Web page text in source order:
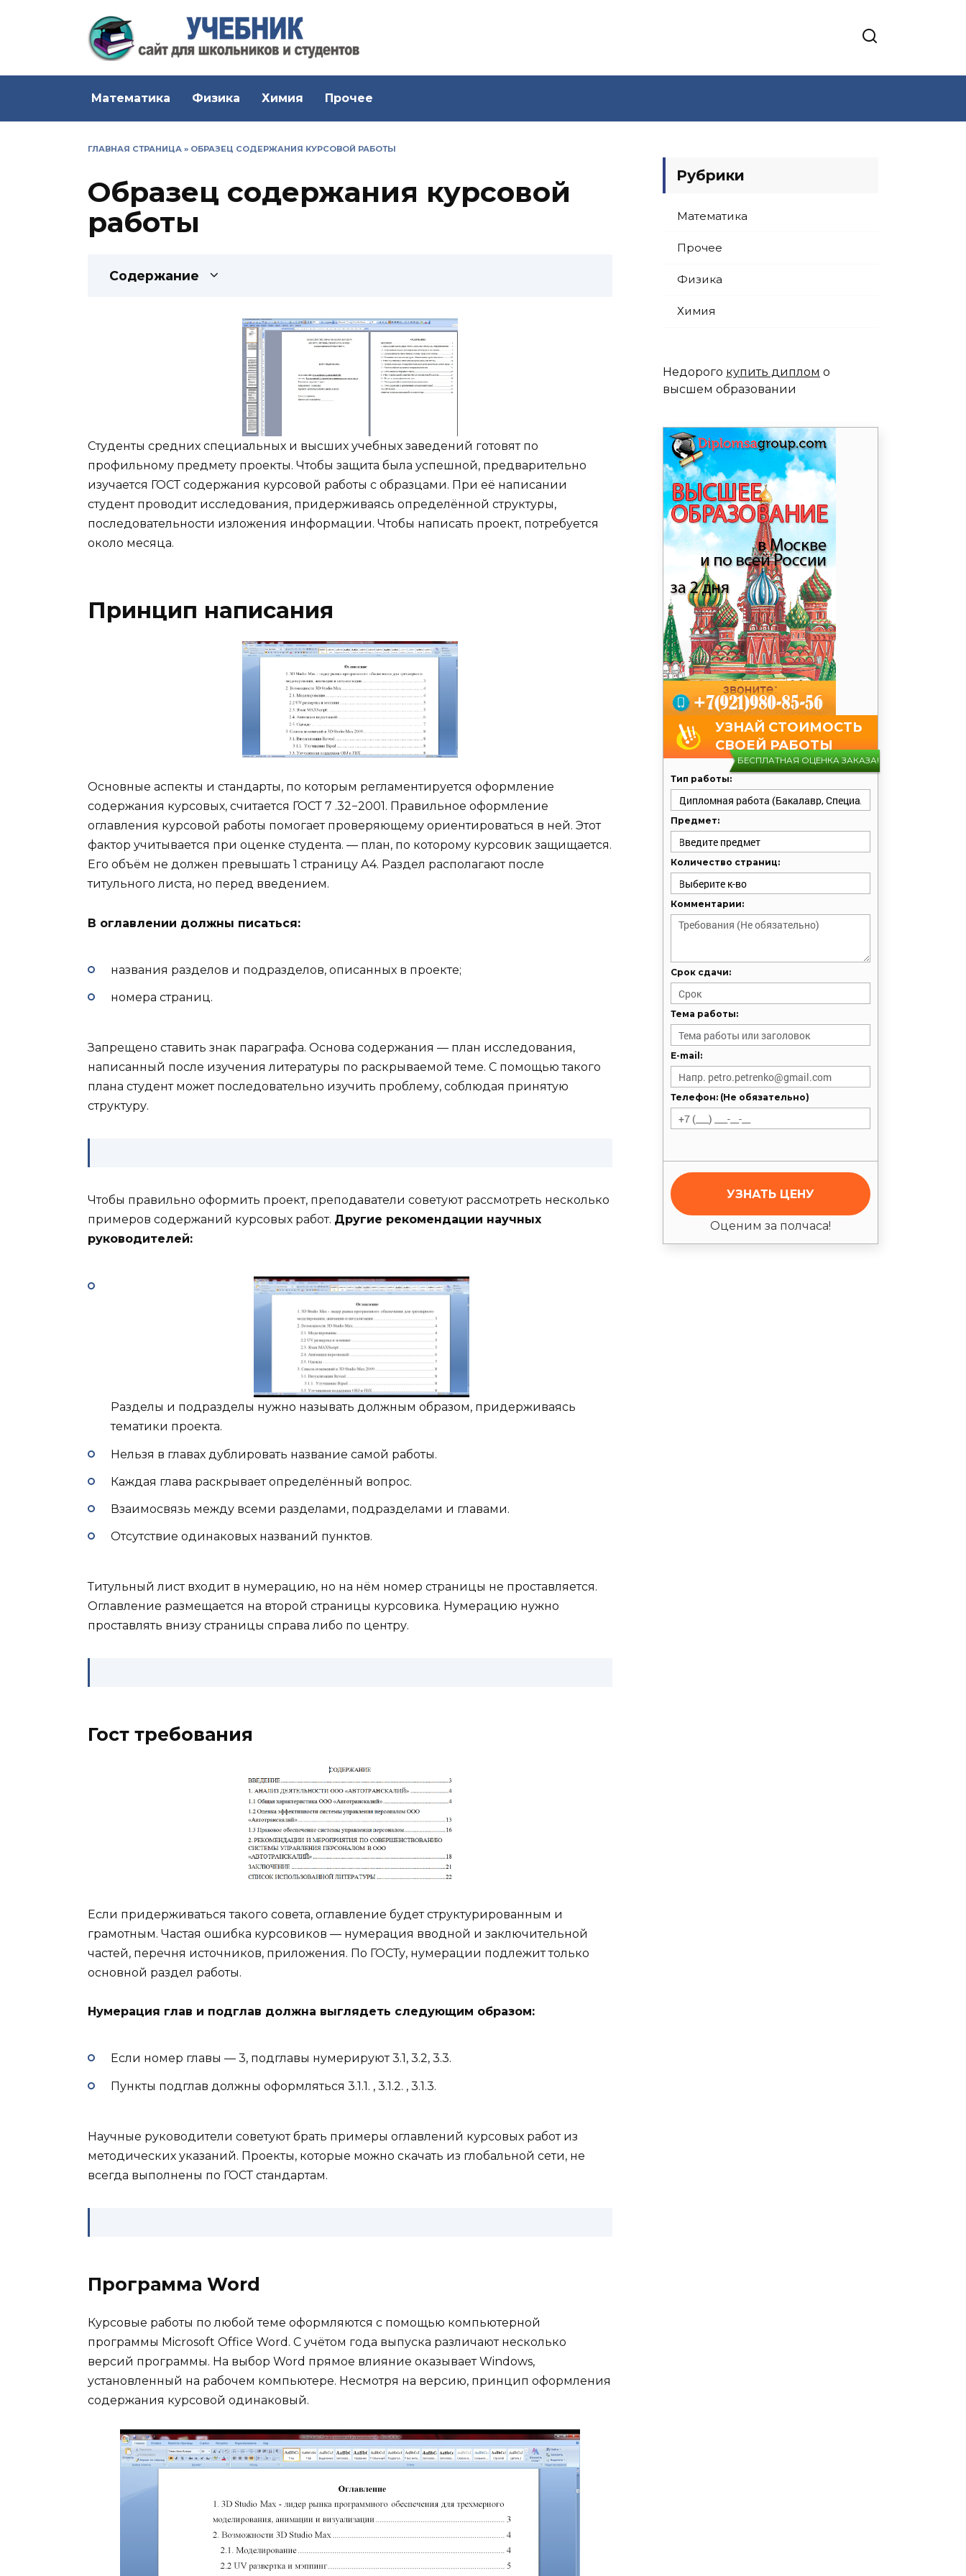
Математика Физика Химия Прочее
ГЛАВНАЯ СТРАНИЦА » ОБРАЗЕЦ СОДЕРЖАНИЯ КУРСОВОЙ РАБОТЫ
Образец содержания курсовой
работы
Содержание
Студенты средних специальных и высших учебных заведений готовят по
профильному предмету проекты. Чтобы защита была успешной, предварительно
изучается ГОСТ содержания курсовой работы с образцами. При её написании
студент проводит исследования, придерживаясь определённой структуры,
последовательности изложения информации. Чтобы написать проект, потребуется
около месяца.
Принцип написания
Основные аспекты и стандарты, по которым регламентируется оформление
содержания курсовых, считается ГОСТ 7 .32−2001. Правильное оформление
оглавления курсовой работы помогает проверяющему ориентироваться в ней. Этот
фактор учитывается при оценке студента. — план, по которому курсовик защищается.
Его объём не должен превышать 1 страницу А4. Раздел располагают после
титульного листа, но перед введением.
В оглавлении должны писаться:
названия разделов и подразделов, описанных в проекте;
номера страниц.
Запрещено ставить знак параграфа. Основа содержания — план исследования,
написанный после изучения литературы по раскрываемой теме. С помощью такого
плана студент может последовательно изучить проблему, соблюдая принятую
структуру.
Чтобы правильно оформить проект, преподаватели советуют рассмотреть несколько
примеров содержаний курсовых работ. Другие рекомендации научных
руководителей:
Разделы и подразделы нужно называть должным образом, придерживаясь
тематики проекта.
Нельзя в главах дублировать название самой работы.
Каждая глава раскрывает определённый вопрос.
Взаимосвязь между всеми разделами, подразделами и главами.
Отсутствие одинаковых названий пунктов.
Титульный лист входит в нумерацию, но на нём номер страницы не проставляется.
Оглавление размещается на второй страницы курсовика. Нумерацию нужно
проставлять внизу страницы справа либо по центру.
Гост требования
Если придерживаться такого совета, оглавление будет структурированным и
грамотным. Частая ошибка курсовиков — нумерация вводной и заключительной
частей, перечня источников, приложения. По ГОСТу, нумерации подлежит только
основной раздел работы.
Нумерация глав и подглав должна выглядеть следующим образом:
Если номер главы — 3, подглавы нумерируют 3.1, 3.2, 3.3.
Пункты подглав должны оформляться 3.1.1. , 3.1.2. , 3.1.3.
Научные руководители советуют брать примеры оглавлений курсовых работ из
методических указаний. Проекты, которые можно скачать из глобальной сети, не
всегда выполнены по ГОСТ стандартам.
Программа Word
Курсовые работы по любой теме оформляются с помощью компьютерной
программы Microsoft Office Word. С учётом года выпуска различают несколько
версий программы. На выбор Word прямое влияние оказывает Windows,
установленный на рабочем компьютере. Несмотря на версию, принцип оформления
содержания курсовой одинаковый.
Рубрики
Математика
Прочее
Физика
Химия
Недорого купить диплом о
высшем образовании
УЗНАЙ СТОИМОСТЬ
СВОЕЙ РАБОТЫ
БЕСПЛАТНАЯ ОЦЕНКА ЗАКАЗА!
Тип работы:
Предмет:
Количество страниц:
Комментарии:
Срок сдачи:
Тема работы:
E-mail:
Телефон: (Не обязательно)
УЗНАТЬ ЦЕНУ
Оценим за полчаса!